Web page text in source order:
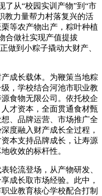
了从“校园实训产物”到“市
教力量帮力村落复兴的活
等农产物出产，粽叶种植
合做社实现产值提拔
做到小粽子撬动大财产、
成长载体。为鞭策当地粽
，学校结合河池市职业教
食物无限公司。依托校企
才资本，全面贯通食材甄
、品牌运营、市场推广全
度融入财产成长全过程，
本支持品牌成长，让寿源
收效的标杆性。
流登场，从产物研发、
成长取市场经验。此中，
业教育核心学校配合打制